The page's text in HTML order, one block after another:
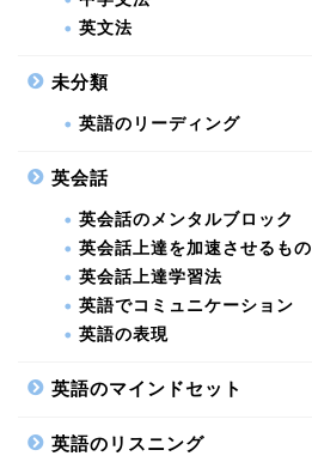
英文法
未分類
英語のリーディング
英会話
英会話のメンタルブロック
英会話上達を加速させるもの
英会話上達学習法
英語でコミュニケーション
英語の表現
英語のマインドセット
英語のリスニング